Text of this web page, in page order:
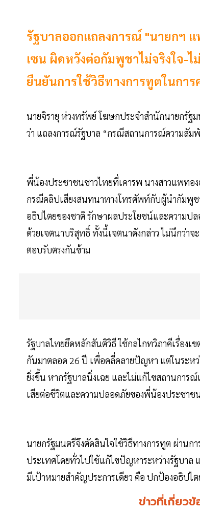
รัฐบาลออกแถลงการณ์ "นายกฯ
เซน ผิดหวังต่อกัมพูชาไม่จริงใจ-
ยืนยันการใช้วิธีทางการทูตในกา
นายจิรายุ ห่วงทรัพย์ โฆษกประจำสำนักนายกรัฐ
ว่า แถลงการณ์รัฐบาล “กรณีสถานการณ์ความสัม
พี่น้องประชาชนชาวไทยที่เคารพ นางสาวแพทอ
กรณีคลิปเสียงสนทนาทางโทรศัพท์กับผู้นำกัมพูช
อธิปไตยของชาติ รักษาผลประโยชน์และความ
ด้วยเจตนาบริสุทธิ์ ทั้งนี้เจตนาดังกล่าว ไม่นึกว่าจ
ตอบรับตรงกันข้าม
รัฐบาลไทยยึดหลักสันติวิธี ใช้กลไกทวิภาคีเรื่องเ
กันมาตลอด 26 ปี เพื่อคลี่คลายปัญหา แต่ในระห
ยิ่งขึ้น หากรัฐบาลนิ่งเฉย และไม่แก้ไขสถานการ
เสียต่อชีวิตและความปลอดภัยของพี่น้องประชาช
นายกรัฐมนตรีจึงตัดสินใจใช้วิธีทางการทูต ผ่าน
ประเทศโดยทั่วไปใช้แก้ไขปัญหาระหว่างรัฐบาล
มีเป้าหมายสำคัญประการเดียว คือ ปกป้องอธิปไ
ข่าวที่เกี่ยว